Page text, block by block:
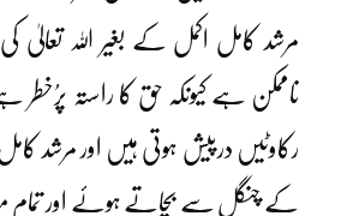
مرشد کامل اکمل کے بغیر اللہ تعالیٰ
ناممکن ہے کیونکہ حق کا راستہ
رکاوٹیں درپیش ہوتی ہیں اور مرشد
کے چنگل سے بچاتے ہوئے اور تمام